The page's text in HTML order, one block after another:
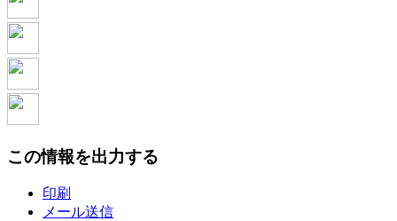
この情報を出力する
印刷
メール送信